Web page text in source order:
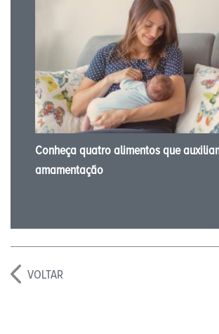
Conheça quatro alimentos que
amamentação
VOLTAR